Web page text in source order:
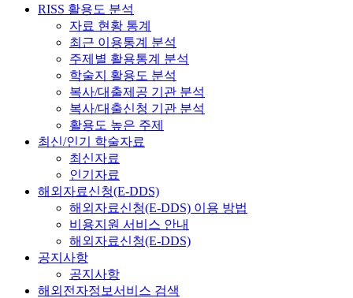
RISS 활용도 분석
자료 현황 통계
최근 이용통계 분석
주제별 활용통계 분석
학술지 활용도 분석
복사/대출제공 기관 분석
복사/대출신청 기관 분석
활용도 높은 주제
최신/인기 학술자료
최신자료
인기자료
해외자료신청(E-DDS)
해외자료신청(E-DDS) 이용 방법
비용지원 서비스 안내
해외자료신청(E-DDS)
공지사항
공지사항
해외전자정보서비스 검색